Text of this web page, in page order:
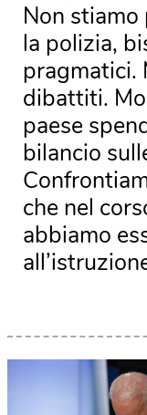
Non
la polizia,
pragmatici.
dibattiti.
paese
bilancio
che nel
abbiamo